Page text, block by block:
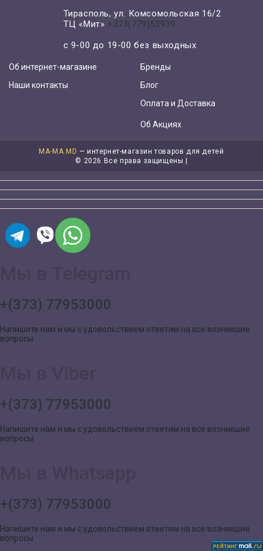
Тирасполь, ул. Комсомольская 16/2
ТЦ «Мит» +373(779)53939
с 9-00 до 19-00 без выходных
Об интернет-магазине
Наши контакты
Бренды
Блог
Оплата и Доставка
Об Акциях
MA-MA.MD — интернет-магазин товаров для детей
© 2026 Все права защищены |
+(373) 77953000
Напишите нам и мы с удовольствием ответим на все возникшие
вопросы
+(373) 77953000
Напишите нам и мы с удовольствием ответим на все возникшие
вопросы
+(373) 77953000
Напишите нам и мы с удовольствием ответим на все возникшие
вопросы